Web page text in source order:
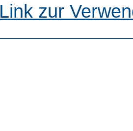
Link zur